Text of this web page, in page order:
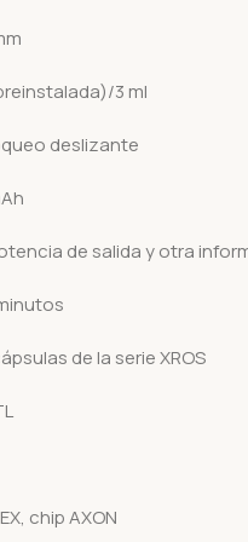
3 ml
deslizante
de salida y otra
de la serie XROS
chip AXON